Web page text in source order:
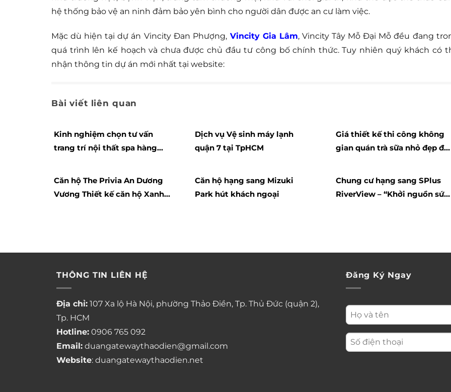
hệ thống bảo vệ an ninh đảm bảo yên bình cho người dân được an cư làm việc.
Mặc dù hiện tại dự án Vincity Đan Phượng,Vincity Gia Lâm, Vincity Tây Mỗ Đại Mỗ đều đang
quá trình lên kế hoạch và chưa được chủ đầu tư công bố chính thức. Tuy nhiên quý khách có
nhận thông tin dự án mới nhất tại website:
Bài viết liên quan
Kinh nghiệm chọn tư vấn
trang trí nội thất spa hàng
Dịch vụ Vệ sinh máy lạnh
quận 7 tại TpHCM
Giá thiết kế thi công không
gian quán trà sữa nhỏ đẹp đa
Căn hộ The Privia An Dương
Vương Thiết kế căn hộ Xanh
Căn hộ hạng sang Mizuki
Park hút khách ngoại
Chung cư hạng sang SPlus
RiverView – “Khởi nguồn sức
THÔNG TIN LIÊN HỆ
Địa chỉ: 107 Xa lộ Hà Nội, phường Thảo Điền, Tp. Thủ Đức (quận 2),
Tp. HCM
Hotline: 0906 765 092
Email: duangatewaythaodien@gmail.com
Website: duangatewaythaodien.net
Đăng Ký Ngay